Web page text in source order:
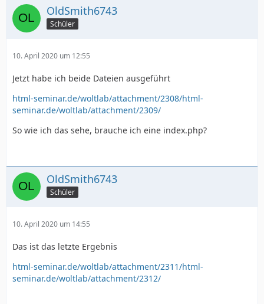
OldSmith6743
Schüler
10. April 2020 um 12:55
Jetzt habe ich beide Dateien ausgeführt
html-seminar.de/woltlab/attachment/2308/html-
seminar.de/woltlab/attachment/2309/
So wie ich das sehe, brauche ich eine index.php?
OldSmith6743
Schüler
10. April 2020 um 14:55
Das ist das letzte Ergebnis
html-seminar.de/woltlab/attachment/2311/html-
seminar.de/woltlab/attachment/2312/